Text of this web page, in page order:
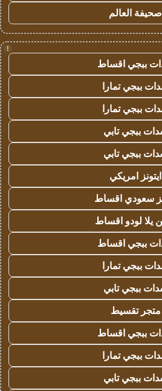
صحيفة العالم
!
ببجي اقساط
ببجي تمارا
ببجي تمارا
ببجي تابي
ببجي تابي
ايتونز امريكي
سعودي اقساط
يلا لودو اقساط
ببجي اقساط
ببجي تمارا
ببجي تابي
متجر تقسيط
ببجي اقساط
ببجي تمارا
ببجي تابي